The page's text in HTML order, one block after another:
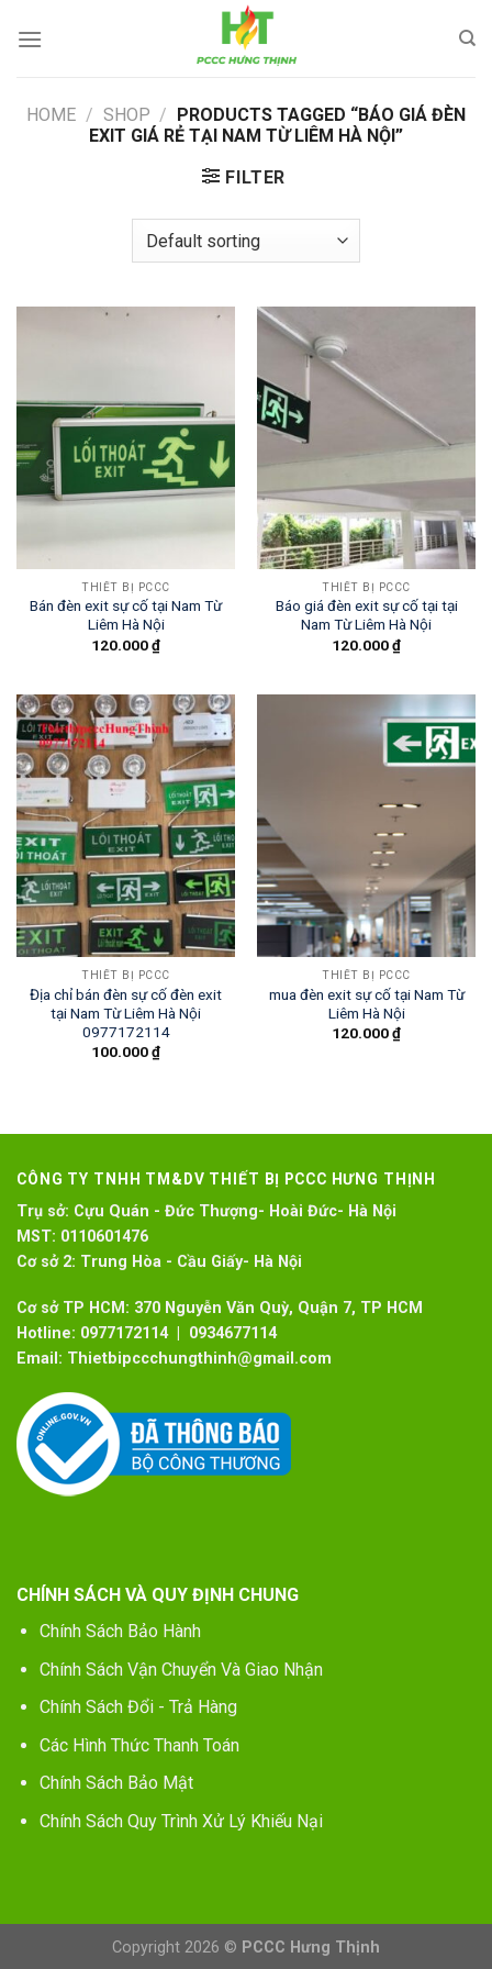
HOME / SHOP / PRODUCTS TAGGED “BÁO GIÁ ĐÈN
EXIT GIÁ RẺ TẠI NAM TỪ LIÊM HÀ NỘI”
FILTER
THIẾT BỊ PCCC
Bán đèn exit sự cố tại Nam Từ
Liêm Hà Nội
120.000₫
THIẾT BỊ PCCC
Báo giá đèn exit sự cố tại tại
Nam Từ Liêm Hà Nội
120.000₫
THIẾT BỊ PCCC
Địa chỉ bán đèn sự cố đèn exit
tại Nam Từ Liêm Hà Nội
0977172114
100.000₫
THIẾT BỊ PCCC
mua đèn exit sự cố tại Nam Từ
Liêm Hà Nội
120.000₫
CÔNG TY TNHH TM&DV THIẾT BỊ PCCC HƯNG THỊNH
Trụ sở: Cựu Quán - Đức Thượng- Hoài Đức- Hà Nội
MST: 0110601476
Cơ sở 2: Trung Hòa - Cầu Giấy- Hà Nội
Cơ sở TP HCM: 370 Nguyễn Văn Quỳ, Quận 7, TP HCM
Hotline: 0977172114 | 0934677114
Email: Thietbipccchungthinh@gmail.com
CHÍNH SÁCH VÀ QUY ĐỊNH CHUNG
Chính Sách Bảo Hành
Chính Sách Vận Chuyển Và Giao Nhận
Chính Sách Đổi - Trả Hàng
Các Hình Thức Thanh Toán
Chính Sách Bảo Mật
Chính Sách Quy Trình Xử Lý Khiếu Nại
Copyright 2026 © PCCC Hưng Thịnh